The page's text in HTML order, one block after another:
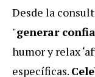
Desde la
"generar
humor y relax
específicas.